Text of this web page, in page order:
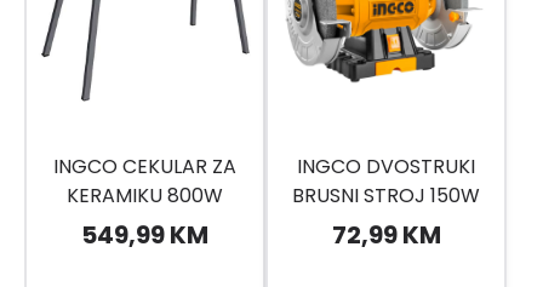
INGCO CEKULAR ZA
KERAMIKU 800W
PTC8001 INGCO
549,99 KM
INGCO DVOSTRUKI
BRUSNI STROJ 150W
BG61502
72,99 KM